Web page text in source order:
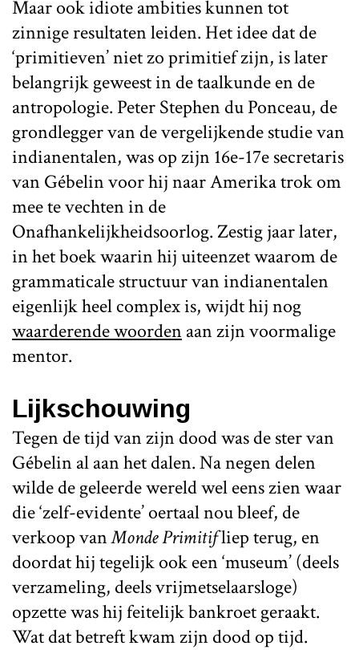
Maar ook idiote ambities kunnen tot
zinnige resultaten leiden. Het idee dat de
‘primitieven’ niet zo primitief zijn, is later
belangrijk geweest in de taalkunde en de
antropologie. Peter Stephen du Ponceau, de
grondlegger van de vergelijkende studie van
indianentalen, was op zijn 16e-17e secretaris
van Gébelin voor hij naar Amerika trok om
mee te vechten in de
Onafhankelijkheidsoorlog. Zestig jaar later,
in het boek waarin hij uiteenzet waarom de
grammaticale structuur van indianentalen
eigenlijk heel complex is, wijdt hij nog
waarderende woordenaan zijn voormalige
mentor.
Lijkschouwing
Tegen de tijd van zijn dood was de ster van
Gébelin al aan het dalen. Na negen delen
wilde de geleerde wereld wel eens zien waar
die ‘zelf-evidente’ oertaal nou bleef, de
verkoop vanMonde Primitifliep terug, en
doordat hij tegelijk ook een ‘museum’ (deels
verzameling, deels vrijmetselaarsloge)
opzette was hij feitelijk bankroet geraakt.
Wat dat betreft kwam zijn dood op tijd.